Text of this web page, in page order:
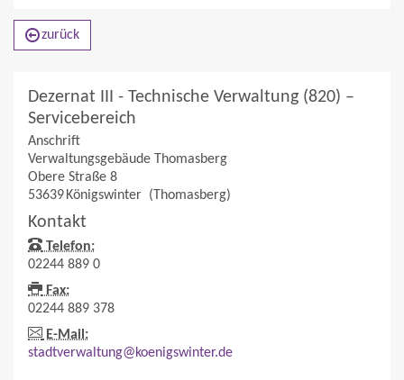
zurück
Dezernat III - Technische Verwaltung (820) –
Servicebereich
Anschrift
Verwaltungsgebäude Thomasberg
Obere Straße 8
53639Königswinter (Thomasberg)
Kontakt
Telefon:
02244 889 0
Fax:
02244 889 378
E-Mail:
stadtverwaltung@koenigswinter.de